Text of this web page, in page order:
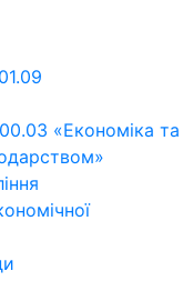
«Економіка та